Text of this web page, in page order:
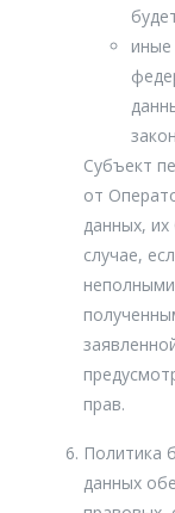
иные
Субъект
от
данных,
случае,
прав.
Политика
данных